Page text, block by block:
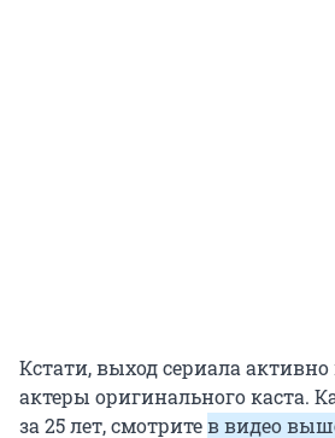
Кстати, выход сериала
актеры оригинального каста.
за 25 лет, смотритев видео